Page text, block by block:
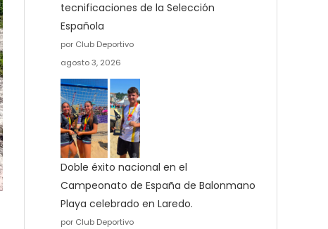
tecnificaciones de la Selección
Española
por Club Deportivo
agosto 3, 2026
Doble éxito nacional en el
Campeonato de España de Balonmano
Playa celebrado en Laredo.
por Club Deportivo